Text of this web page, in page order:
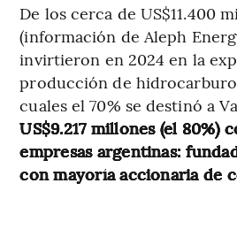
De los cerca de US$11.400
(información de Aleph
invirtieron en 2024 en la
producción de
cuales el 70% se destinó a
US$9.217 millones (el 80%)
empresas argentinas:
con mayoría accionaria de